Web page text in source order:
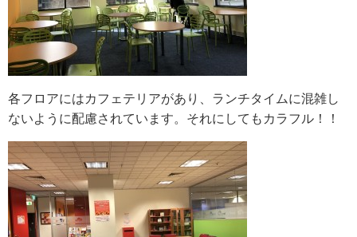
各フロアにはカフェテリアがあり、ランチタイムに混雑し
ないように配慮されています。それにしてもカラフル！！